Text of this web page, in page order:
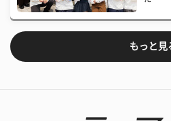
もっと見